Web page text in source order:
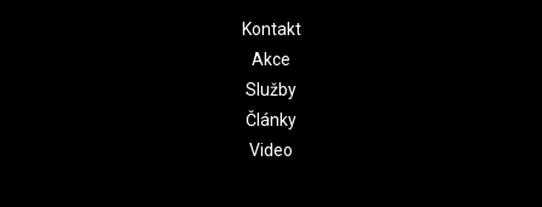
Kontakt
Akce
Služby
Články
Video